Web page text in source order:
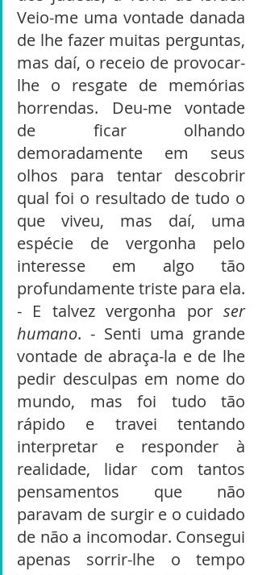
Veio-me uma vontade danada
de lhe fazer muitas perguntas,
mas daí, o receio de provocar-
lhe o resgate de memórias
horrendas. Deu-me vontade
de ficar olhando
demoradamente em seus
olhos para tentar descobrir
qual foi o resultado de tudo o
que viveu, mas daí, uma
espécie de vergonha pelo
interesse em algo tão
profundamente triste para ela.
- E talvez vergonha por ser
humano. - Senti uma grande
vontade de abraça-la e de lhe
pedir desculpas em nome do
mundo, mas foi tudo tão
rápido e travei tentando
interpretar e responder à
realidade, lidar com tantos
pensamentos que não
paravam de surgir e o cuidado
de não a incomodar. Consegui
apenas sorrir-lhe o tempo